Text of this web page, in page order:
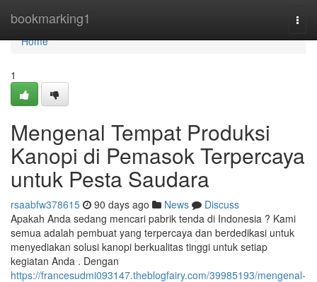
bookmarking1
Home
Home
1
Mengenal Tempat Produksi
Kanopi di Pemasok Terpercaya
untuk Pesta Saudara
rsaabfw378615 90 days ago News
Discuss
Apakah Anda sedang mencari pabrik tenda di Indonesia ? Kami
semua adalah pembuat yang terpercaya dan berdedikasi untuk
menyediakan solusi kanopi berkualitas tinggi untuk setiap
kegiatan Anda . Dengan
https://francesudmi093147.theblogfairy.com/39985193/mengenal-